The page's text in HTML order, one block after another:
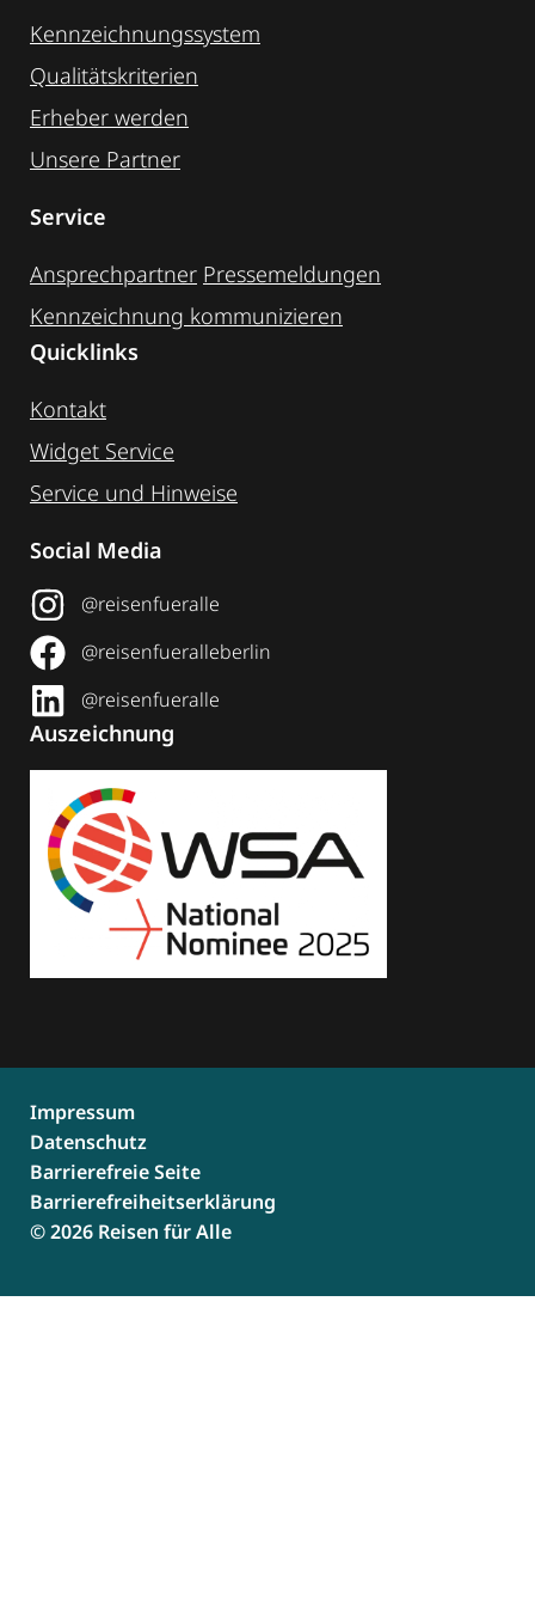
Kennzeichnungssystem
Qualitätskriterien
Erheber werden
Unsere Partner
Service
Ansprechpartner Pressemeldungen
Kennzeichnung ­kommunizieren
Quicklinks
Kontakt
Widget Service
Service und Hinweise
Social Media
@reisenfueralle
@reisenfueralleberlin
@reisenfueralle
Auszeichnung
© 2026 Reisen für Alle
Impressum
Datenschutz
Barrierefreie Seite
Barrierefreiheitserklärung